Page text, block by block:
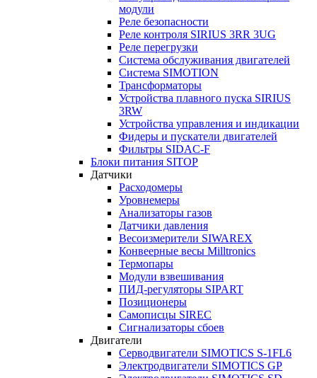
модули
Реле безопасности
Реле контроля SIRIUS 3RR 3UG
Реле перегрузки
Сиcтема обслуживания двигателей
Система SIMOTION
Трансформаторы
Устройства плавного пуска SIRIUS
3RW
Устройства управления и индикации
Фидеры и пускатели двигателей
Фильтры SIDAC-F
Блоки питания SITOP
Датчики
Расходомеры
Уровнемеры
Анализаторы газов
Датчики давления
Весоизмерители SIWAREX
Конвеерные весы Milltronics
Термопары
Модули взвешивания
ПИД-регуляторы SIPART
Позиционеры
Самописцы SIREC
Сигнализаторы сбоев
Двигатели
Серводвигатели SIMOTICS S-1FL6
Электродвигатели SIMOTICS GP